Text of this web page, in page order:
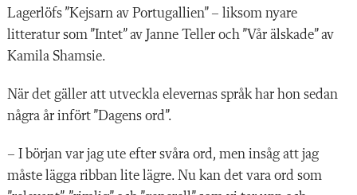
Lagerlöfs ”Kejsarn av Portugallien” – liksom nyare
litteratur som ”Intet” av Janne Teller och ”Vår älskade” av
Kamila Shamsie.
När det gäller att utveckla elevernas språk har hon sedan
några år infört ”Dagens ord”.
– I början var jag ute efter svåra ord, men insåg att jag
måste lägga ribban lite lägre. Nu kan det vara ord som